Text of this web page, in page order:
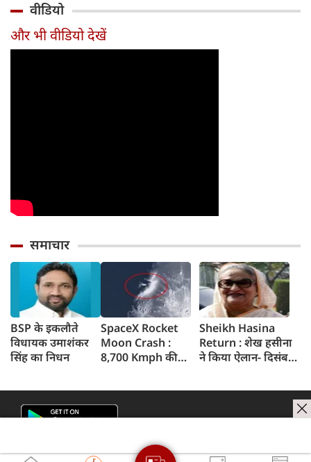
वीडियो
और भी वीडियो देखें
समाचार
BSP के इकलौते
विधायक उमाशंकर
सिंह का निधन
SpaceX Rocket
Moon Crash :
8,700 Kmph की
रॉकेट का हिस्सा,
वैज्ञानिकों ने टेलीस्कोप
Sheikh Hasina
Return : शेख हसीना
ने किया ऐलान- दिसंबर
भारत ने कार्यक्रम से क्यों